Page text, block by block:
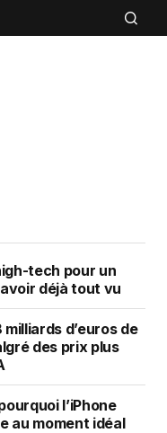
tech pour un
déjà tout vu
d’euros de
des prix plus
l’iPhone
au moment idéal